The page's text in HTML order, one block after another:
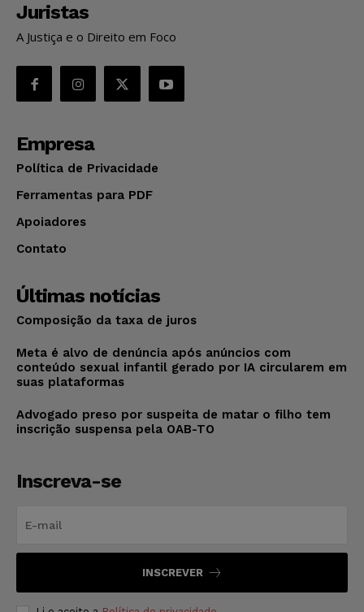
Juristas
A Justiça e o Direito em Foco
Empresa
Política de Privacidade
Ferramentas para PDF
Apoiadores
Contato
Últimas notícias
Composição da taxa de juros
Meta é alvo de denúncia após anúncios com
conteúdo sexual infantil gerado por IA circularem em
suas plataformas
Advogado preso por suspeita de matar o filho tem
inscrição suspensa pela OAB-TO
Inscreva-se
INSCREVER